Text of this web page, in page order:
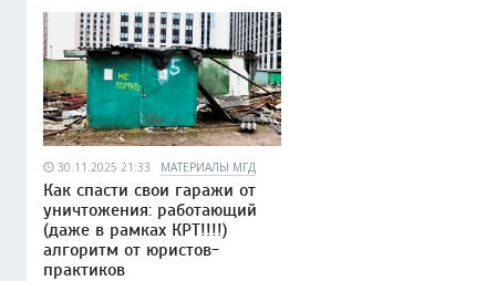
30.11.2025 21:33 МАТЕРИАЛЫ МГД
Как спасти свои гаражи от
уничтожения: работающий
(даже в рамках КРТ!!!!)
алгоритм от юристов-
практиков